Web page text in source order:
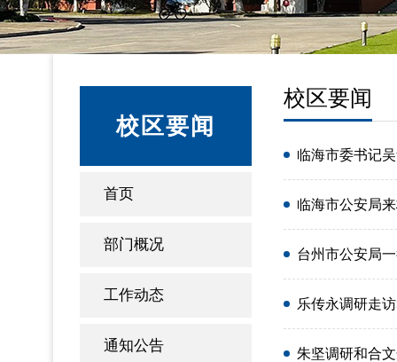
校区要闻
首页
部门概况
工作动态
通知公告
校区要闻
临海市委书记
临海市公安局
台州市公安局
乐传永调研走
朱坚调研和合